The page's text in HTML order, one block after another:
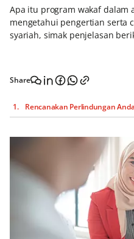
Apa itu program wakaf dalam
mengetahui pengertian serta
syariah, simak penjelasan
Share
Rencanakan Perlindungan Anda